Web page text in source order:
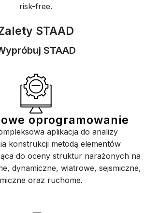
risk-free.
STAAD
STAAD
oprogramowanie
aplikacja do analizy
konstrukcji metodą elementów
do oceny struktur narażonych na
dynamiczne, wiatrowe, sejsmiczne,
oraz ruchome.